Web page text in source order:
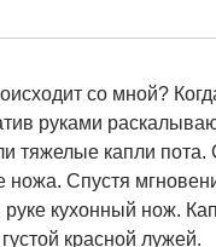
со мной?
руками
тяжелые капли пота.
ножа. Спустя
кухонный нож.
красной лужей.